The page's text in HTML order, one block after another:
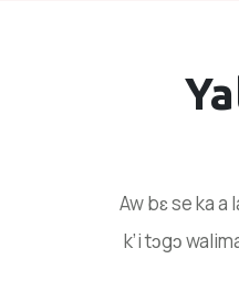
Aw bɛ se ka a
k’i tɔgɔ